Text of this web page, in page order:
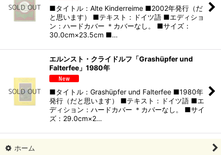
■タイトル：Alte Kinderreime ■2002年発行（だ
と思います） ■テキスト：ドイツ語 ■エディショ
ン：ハードカバー ＊カバーなし。 ■サイズ：
30.0cm×23.5cm ■…
エルンスト・クライドルフ「Grashüpfer und
Falterfee」1980年
■タイトル：Grashüpfer und Falterfee ■1980年
発行（だと思います） ■テキスト：ドイツ語 ■エ
ディション：ハードカバー ＊カバーなし。 ■サイ
ズ：29.0cm×2…
ホーム